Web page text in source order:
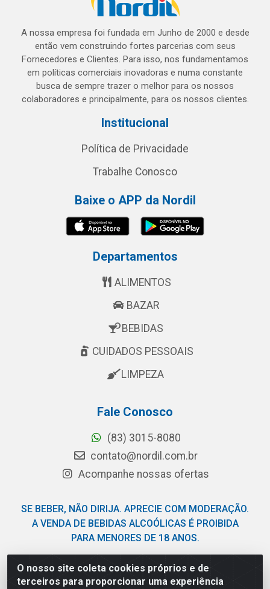
O nosso site coleta cookies próprios e de
terceiros para proporcionar uma experiência
A nossa empresa foi fundada em Junho de 2000 e desde
então vem construindo fortes parcerias com seus
Fornecedores e Clientes. Para isso, nos fundamentamos
em políticas comerciais inovadoras e numa constante
busca de sempre trazer o melhor para os nossos
colaboradores e principalmente, para os nossos clientes.
Institucional
Política de Privacidade
Trabalhe Conosco
Baixe o APP da Nordil
Departamentos
ALIMENTOS
BAZAR
BEBIDAS
CUIDADOS PESSOAIS
LIMPEZA
Fale Conosco
(83) 3015-8080
contato@nordil.com.br
Acompanhe nossas ofertas
SE BEBER, NÃO DIRIJA. APRECIE COM MODERAÇÃO.
A VENDA DE BEBIDAS ALCOÓLICAS É PROIBIDA
PARA MENORES DE 18 ANOS.
Nordil Distribuidora - Avenida Liberdade, 2738, Bloco F -